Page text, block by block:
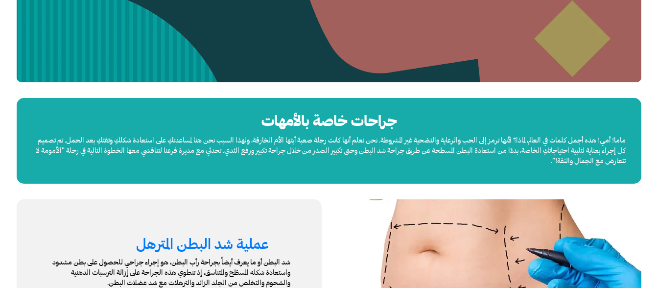
جراحات خاصة بالأمهات
ماما! أمي! هذه أجمل كلمات في العالم، لماذا؟ لأنها ترمز إلى الحب والرعاية والتضحية غير المشروطة. نحن نعلم أنها كانت رحلة صعبة أيتها الأم الخارقة، ولهذا السبب نحن هنا لمساعدتكِ على استعادة شكلكِ وثقتكِ بعد الحمل. تم تصميم
كل إجراء بعناية لتلبية احتياجاتكِ الخاصة، بدءًا من استعادة البطن المسطحة عن طريق جراحة شد البطن وحتى تكبير الصدر من خلال جراحة تكبير ورفع الثدي. تحدثي مع مديرة فرعنا لتناقشي معها الخطوة التالية في رحلة “الأمومة لا
تتعارض مع الجمال والثقة!”.
عملية شد البطن المترهل
شد البطن أو ما يعرف أيضاً بجراحة رأب البطن، هو إجراء جراحي للحصول على بطن مشدود
واستعادة شكله المسطّح والمتناسق، إذ تنطوي هذه الجراحة على إزالة الترسبات الدهنية
والشحوم والتخلص من الجلد الزائد والترهلات مع شد عضلات البطن.